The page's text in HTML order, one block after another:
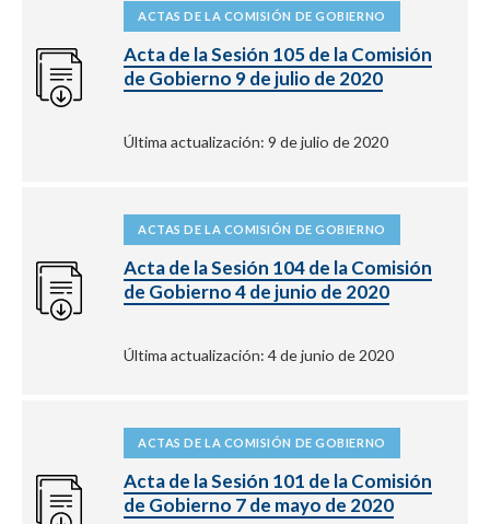
ACTAS DE LA COMISIÓN DE GOBIERNO
Acta de la Sesión 105 de la Comisión
de Gobierno 9 de julio de 2020
Última actualización: 9 de julio de 2020
ACTAS DE LA COMISIÓN DE GOBIERNO
Acta de la Sesión 104 de la Comisión
de Gobierno 4 de junio de 2020
Última actualización: 4 de junio de 2020
ACTAS DE LA COMISIÓN DE GOBIERNO
Acta de la Sesión 101 de la Comisión
de Gobierno 7 de mayo de 2020